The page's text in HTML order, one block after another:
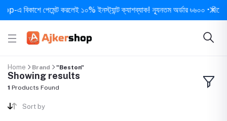
এ বিকাশে পেমেন্ট করলেই ১০% ইনস্ট্যান্ট ক্যাশব্যাক! ন্যূনতম অর্ডার ৳৬০০ • দিনে ১
Home Brand "Beston"
Showing results
1 Products Found
Sort by